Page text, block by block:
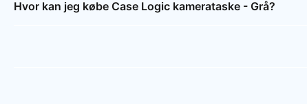
Hvor kan jeg købe Case Logic kamerataske - Grå?